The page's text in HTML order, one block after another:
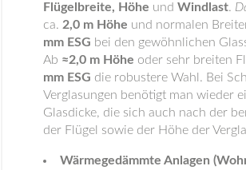
Flügelbreite, Höhe und Windlast.
ca. 2,0 m Höhe und normalen
mm ESG bei den gewöhnlichen
Ab ≈2,0 m Höhe oder sehr breiten
mm ESG die robustere Wahl. Bei
Verglasungen benötigt man wieder
Glasdicke, die sich auch nach der
der Flügel sowie der Höhe der
Wärmegedämmte Anlagen